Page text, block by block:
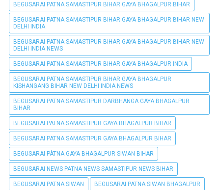
BEGUSARAI PATNA SAMASTIPUR BIHAR GAYA BHAGALPUR BIHAR
BEGUSARAI PATNA SAMASTIPUR BIHAR GAYA BHAGALPUR BIHAR NEW
DELHI INDIA
BEGUSARAI PATNA SAMASTIPUR BIHAR GAYA BHAGALPUR BIHAR NEW
DELHI INDIA NEWS
BEGUSARAI PATNA SAMASTIPUR BIHAR GAYA BHAGALPUR INDIA
BEGUSARAI PATNA SAMASTIPUR BIHAR GAYA BHAGALPUR
KISHANGANG BIHAR NEW DELHI INDIA NEWS
BEGUSARAI PATNA SAMASTIPUR DARBHANGA GAYA BHAGALPUR
BIHAR
BEGUSARAI PATNA SAMASTIPUR GAYA BHAGALPUR BIHAR
BEGUSARAI PATNA SAMASTIPUR GAYA BHAGALPUR BIHAR
BEGUSARAI PÀTNA GAYA BHAGALPUR SIWAN BIHAR
BEGUSARAI NEWS PATNA NEWS SAMASTIPUR NEWS BIHAR
BEGUSARAI PATNA SIWAN BEGUSARAI PATNA SIWAN BHAGALPUR